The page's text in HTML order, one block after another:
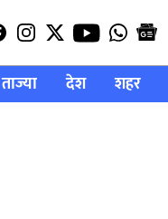
ताज्या देश शहर